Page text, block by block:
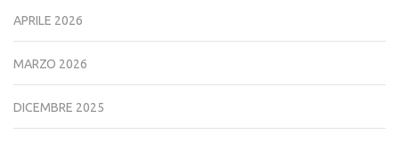
APRILE 2026
MARZO 2026
DICEMBRE 2025